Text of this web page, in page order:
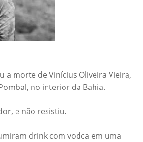
a morte de Vinícius Oliveira Vieira,
no interior da Bahia.
e não resistiu.
drink com vodca em uma